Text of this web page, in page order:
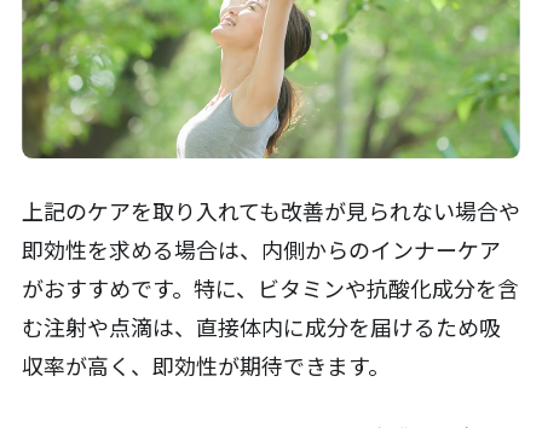
上記のケアを取り入れても改善が見られない場合や
即効性を求める場合は、内側からのインナーケア
がおすすめです。特に、ビタミンや抗酸化成分を含
む注射や点滴は、直接体内に成分を届けるため吸
収率が高く、即効性が期待できます。